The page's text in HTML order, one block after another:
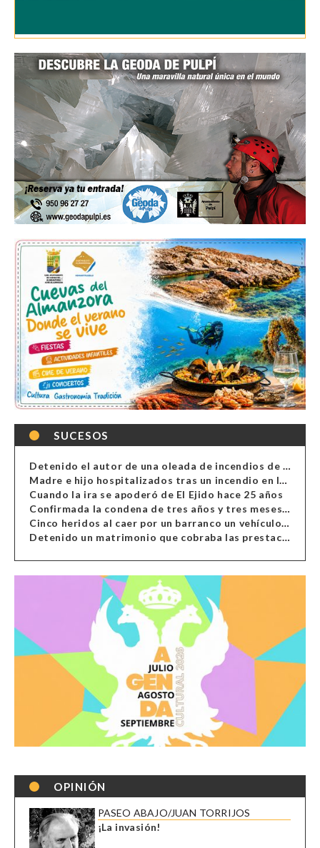
SUCESOS
Detenido el autor de una oleada de incendios de contenedores en Almería
Madre e hijo hospitalizados tras un incendio en la cocina de una vivienda en Almería
Cuando la ira se apoderó de El Ejido hace 25 años
Confirmada la condena de tres años y tres meses al hombre de Antas acusado de xenofobia
Cinco heridos al caer por un barranco un vehículo en Alcolea
Detenido un matrimonio que cobraba las prestaciones de ilegales en Almería, Granada, Málaga, Huelva y Murcia
OPINIÓN
PASEO ABAJO/JUAN TORRIJOS
¡La invasión!